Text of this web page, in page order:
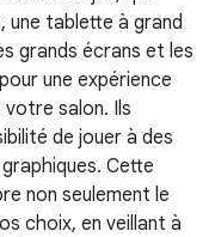
une tablette à grand
grands écrans et les
une expérience
salon. Ils
de jouer à des
Cette
non seulement le
choix, en veillant à